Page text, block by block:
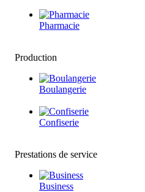
Pharmacie
Production
Boulangerie
Confiserie
Prestations de service
Business